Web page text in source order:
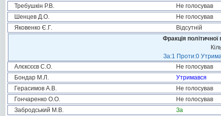
Требушкін Р.В.
Не голосував
Шенцев Д.О.
Не голосував
Яковенко Є.Г.
Відсутній
Фракція
За:1 Проти:0
Алєксєєв С.О.
Не голосував
Бондар М.Л.
Утримався
Герасимов А.В.
Не голосував
Гончаренко О.О.
Не голосував
Забродський М.В.
За